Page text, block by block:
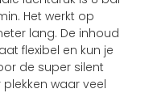
Het werkt op
lang. De inhoud
flexibel en kun je
de super silent
waar veel